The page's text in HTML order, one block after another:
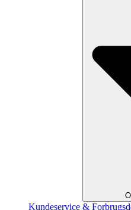
Kundeservice &